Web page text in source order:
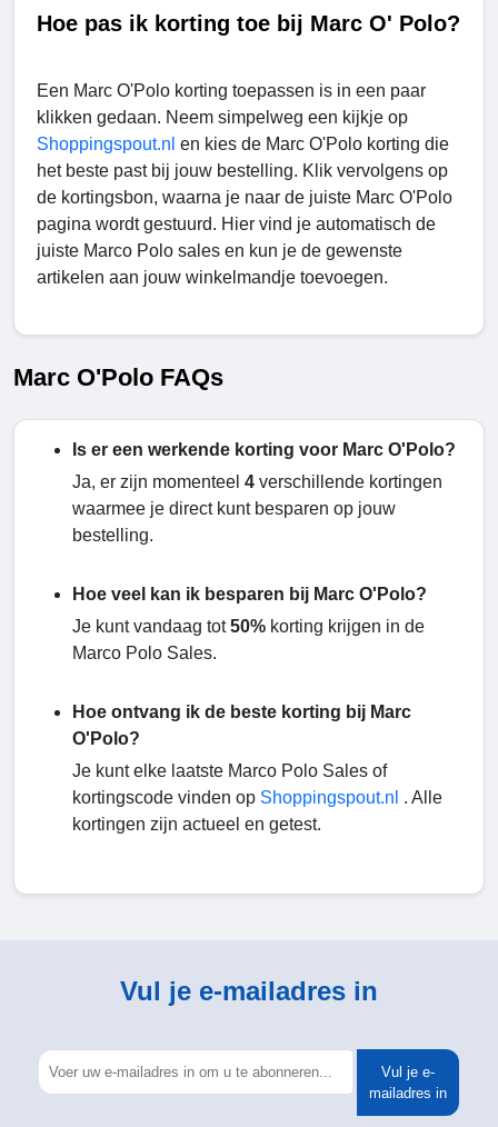
Hoe pas ik korting toe bij Marc O' Polo?
Een Marc O'Polo korting toepassen is in een paar
klikken gedaan. Neem simpelweg een kijkje op
Shoppingspout.nl en kies de Marc O'Polo korting die
het beste past bij jouw bestelling. Klik vervolgens op
de kortingsbon, waarna je naar de juiste Marc O'Polo
pagina wordt gestuurd. Hier vind je automatisch de
juiste Marco Polo sales en kun je de gewenste
artikelen aan jouw winkelmandje toevoegen.
Marc O'Polo FAQs
Is er een werkende korting voor Marc O'Polo?
Ja, er zijn momenteel 4 verschillende kortingen
waarmee je direct kunt besparen op jouw
bestelling.
Hoe veel kan ik besparen bij Marc O'Polo?
Je kunt vandaag tot50% korting krijgen in de
Marco Polo Sales.
Hoe ontvang ik de beste korting bij Marc
O'Polo?
Je kunt elke laatste Marco Polo Sales of
kortingscode vinden op Shoppingspout.nl . Alle
kortingen zijn actueel en getest.
Vul je e-mailadres in
Vul je e-
mailadres in